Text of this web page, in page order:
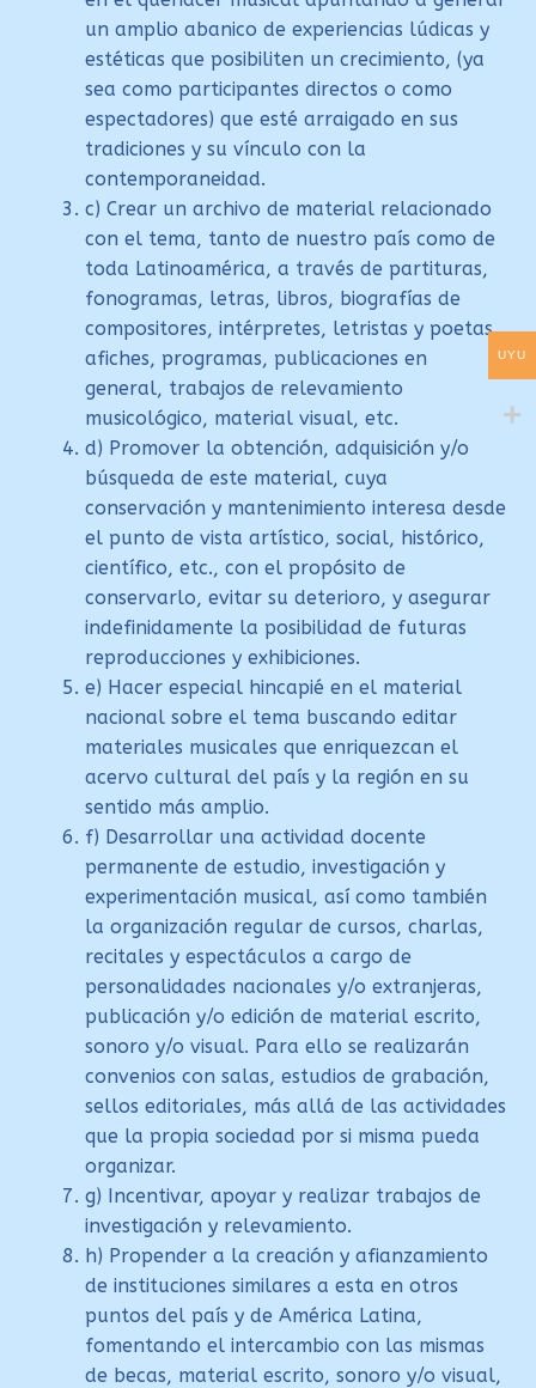
un amplio abanico de experiencias lúdicas y
estéticas que posibiliten un crecimiento, (ya
sea como participantes directos o como
espectadores) que esté arraigado en sus
tradiciones y su vínculo con la
contemporaneidad.
c) Crear un archivo de material relacionado
con el tema, tanto de nuestro país como de
toda Latinoamérica, a través de partituras,
fonogramas, letras, libros, biografías de
compositores, intérpretes, letristas y poetas,
afiches, programas, publicaciones en
general, trabajos de relevamiento
musicológico, material visual, etc.
d) Promover la obtención, adquisición y/o
búsqueda de este material, cuya
conservación y mantenimiento interesa desde
el punto de vista artístico, social, histórico,
científico, etc., con el propósito de
conservarlo, evitar su deterioro, y asegurar
indefinidamente la posibilidad de futuras
reproducciones y exhibiciones.
e) Hacer especial hincapié en el material
nacional sobre el tema buscando editar
materiales musicales que enriquezcan el
acervo cultural del país y la región en su
sentido más amplio.
f) Desarrollar una actividad docente
permanente de estudio, investigación y
experimentación musical, así como también
la organización regular de cursos, charlas,
recitales y espectáculos a cargo de
personalidades nacionales y/o extranjeras,
publicación y/o edición de material escrito,
sonoro y/o visual. Para ello se realizarán
convenios con salas, estudios de grabación,
sellos editoriales, más allá de las actividades
que la propia sociedad por si misma pueda
organizar.
g) Incentivar, apoyar y realizar trabajos de
investigación y relevamiento.
h) Propender a la creación y afianzamiento
de instituciones similares a esta en otros
puntos del país y de América Latina,
fomentando el intercambio con las mismas
de becas, material escrito, sonoro y/o visual,
UYU